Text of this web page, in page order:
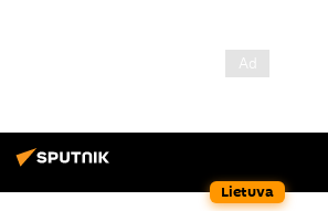
Lietuva